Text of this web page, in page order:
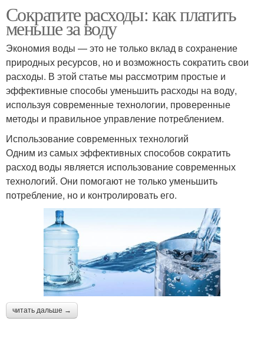
Сократите расходы: как платить
меньше за воду
Экономия воды — это не только вклад в сохранение
природных ресурсов, но и возможность сократить свои
расходы. В этой статье мы рассмотрим простые и
эффективные способы уменьшить расходы на воду,
используя современные технологии, проверенные
методы и правильное управление потреблением.
Использование современных технологий
Одним из самых эффективных способов сократить
расход воды является использование современных
технологий. Они помогают не только уменьшить
потребление, но и контролировать его.
читать дальше →